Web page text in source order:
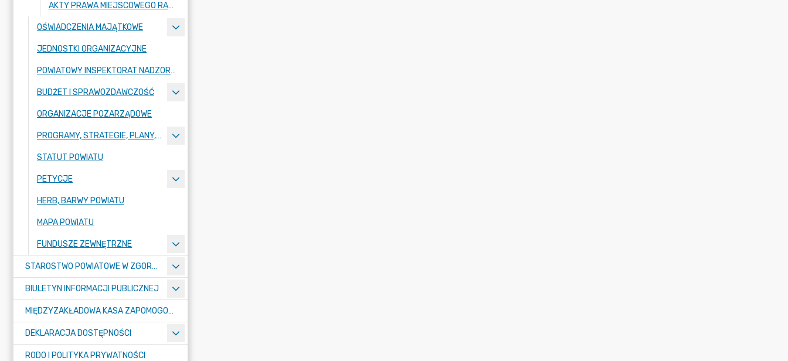
AKTY PRAWA MIEJSCOWEGO RADY POWIATU ZGORZELECKIEGO
OŚWIADCZENIA MAJĄTKOWE
JEDNOSTKI ORGANIZACYJNE
POWIATOWY INSPEKTORAT NADZORU BUDOWLANEGO
BUDŻET I SPRAWOZDAWCZOŚĆ
ORGANIZACJE POZARZĄDOWE
PROGRAMY, STRATEGIE, PLANY, RAPORTY
STATUT POWIATU
PETYCJE
HERB, BARWY POWIATU
MAPA POWIATU
FUNDUSZE ZEWNĘTRZNE
STAROSTWO POWIATOWE W ZGORZELCU
BIULETYN INFORMACJI PUBLICZNEJ
MIĘDZYZAKŁADOWA KASA ZAPOMOGOWO-POŻYCZKOWA
DEKLARACJA DOSTĘPNOŚCI
RODO I POLITYKA PRYWATNOŚCI